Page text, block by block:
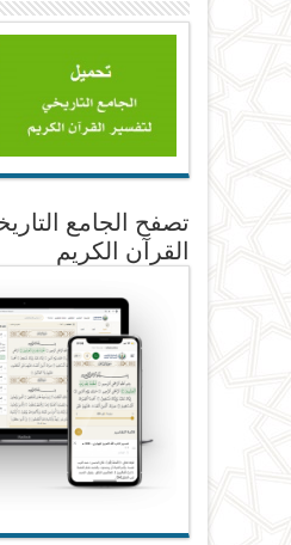
تصفح الجامع
القرآن الكريم